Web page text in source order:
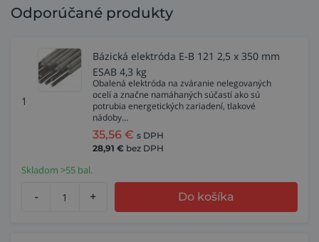
Odporúčané produkty
1
Bázická elektróda E-B 121 2,5 x 350 mm
ESAB 4,3 kg
Obalená elektróda na zváranie nelegovaných
ocelí a značne namáhaných súčastí ako sú
potrubia energetických zariadení, tlakové
nádoby...
35,56 € s DPH
28,91 € bez DPH
Skladom >55 bal.
- + Do košíka